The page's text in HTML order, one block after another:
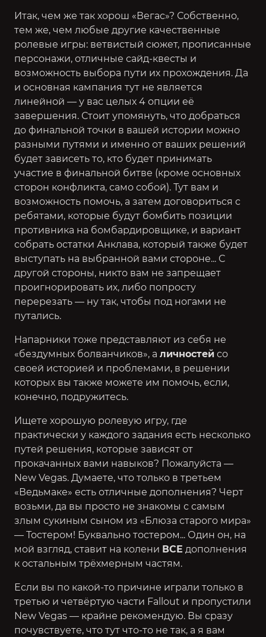
Итак, чем же так хорош «Вегас»? Собственно,
тем же, чем любые другие качественные
ролевые игры: ветвистый сюжет, прописанные
персонажи, отличные сайд-квесты и
возможность выбора пути их прохождения. Да
и основная кампания тут не является
линейной — у вас целых 4 опции её
завершения. Стоит упомянуть, что добраться
до финальной точки в вашей истории можно
разными путями и именно от ваших решений
будет зависеть то, кто будет принимать
участие в финальной битве (кроме основных
сторон конфликта, само собой). Тут вам и
возможность помочь, а затем договориться с
ребятами, которые будут бомбить позиции
противника на бомбардировщике, и вариант
собрать остатки Анклава, который также будет
выступать на выбранной вами стороне... С
другой стороны, никто вам не запрещает
проигнорировать их, либо попросту
перерезать — ну так, чтобы под ногами не
путались.
Напарники тоже представляют из себя не
«бездумных болванчиков», а личностей со
своей историей и проблемами, в решении
которых вы также можете им помочь, если,
конечно, подружитесь.
Ищете хорошую ролевую игру, где
практически у каждого задания есть несколько
путей решения, которые зависят от
прокачанных вами навыков? Пожалуйста —
New Vegas. Думаете, что только в третьем
«Ведьмаке» есть отличные дополнения? Черт
возьми, да вы просто не знакомы с самым
злым сукиным сыном из «Блюза старого мира»
— Тостером! Буквально тостером... Один он, на
мой взгляд, ставит на колени ВСЕ дополнения
к остальным трёхмерным частям.
Если вы по какой-то причине играли только в
третью и четвёртую части Fallout и пропустили
New Vegas — крайне рекомендую. Вы сразу
почувствуете, что тут что-то не так, а я вам